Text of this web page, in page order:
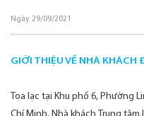
Ngày 29/09/2021
GIỚI THIỆU VỀ NHÀ KHÁCH
Tọa lạc tại Khu phố 6, Phường